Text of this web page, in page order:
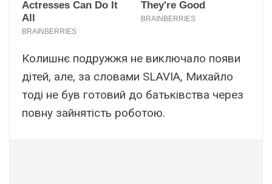
Колишнє подружжя не виключало появи
дітей, але, за словами SLAVIA, Михайло
тоді не був готовий до батьківства через
повну зайнятість роботою.